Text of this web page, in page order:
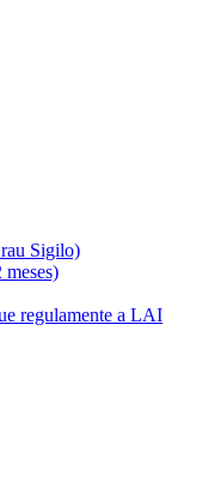
Sigilo)
regulamente a LAI